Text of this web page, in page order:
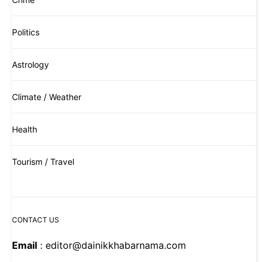
Politics
Astrology
Climate / Weather
Health
Tourism / Travel
CONTACT US
Email : editor@dainikkhabarnama.com